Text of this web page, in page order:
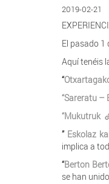
2019-02-21
El pasado 1
Aquí tenéis
“
“Sareratu –
“Mukutruk
” Eskolaz
implica a
“Berton
se han